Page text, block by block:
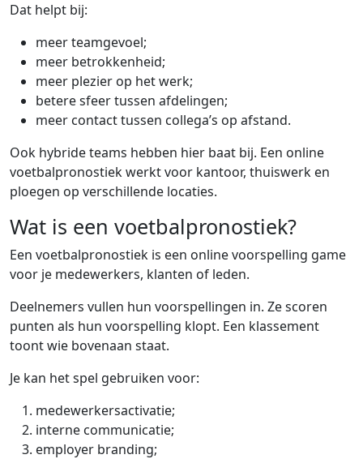
Dat helpt bij:
meer teamgevoel;
meer betrokkenheid;
meer plezier op het werk;
betere sfeer tussen afdelingen;
meer contact tussen collega’s op afstand.
Ook hybride teams hebben hier baat bij. Een online
voetbalpronostiek werkt voor kantoor, thuiswerk en
ploegen op verschillende locaties.
Wat is een voetbalpronostiek?
Een voetbalpronostiek is een online voorspelling game
voor je medewerkers, klanten of leden.
Deelnemers vullen hun voorspellingen in. Ze scoren
punten als hun voorspelling klopt. Een klassement
toont wie bovenaan staat.
Je kan het spel gebruiken voor:
medewerkersactivatie;
interne communicatie;
employer branding;